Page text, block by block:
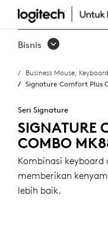
COMFORT
COMBO
MK880
FOR
BUSINESS
Bisnis
Business Mouse,
Signature Comfort Plus
Seri Signature
SIGNATURE
COMBO
Kombinasi
memberikan
lebih baik.